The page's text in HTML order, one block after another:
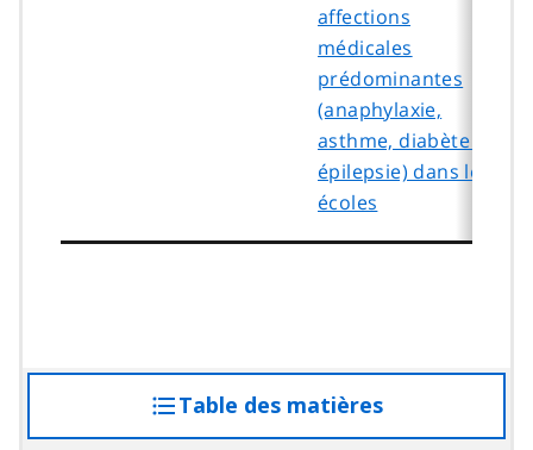
affections
médicales
prédominantes
(anaphylaxie,
asthme, diabète et
épilepsie) dans les
écoles
Table des matières
à